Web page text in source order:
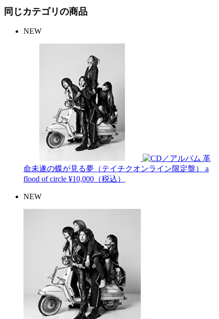
同じカテゴリの商品
NEW
革
命未遂の蝶が見る夢（テイチクオンライン限定盤） a
flood of circle ¥10,000（税込）
NEW